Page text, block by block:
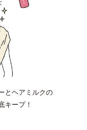
とヘアミルクの
キープ！